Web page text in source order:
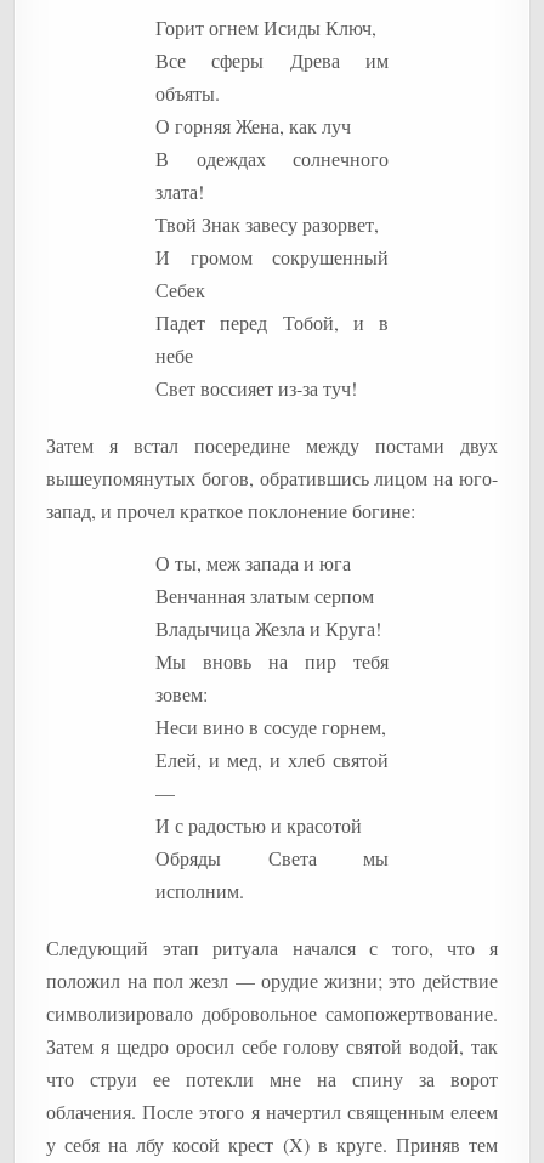
Горит огнем Исиды Ключ,
Все сферы Древа им
объяты.
О горняя Жена, как луч
В одеждах солнечного
злата!
Твой Знак завесу разорвет,
И громом сокрушенный
Себек
Падет перед Тобой, и в
небе
Свет воссияет из-за туч!
Затем я встал посередине между постами двух
вышеупомянутых богов, обратившись лицом на юго-
запад, и прочел краткое поклонение богине:
О ты, меж запада и юга
Венчанная златым серпом
Владычица Жезла и Круга!
Мы вновь на пир тебя
зовем:
Неси вино в сосуде горнем,
Елей, и мед, и хлеб святой
—
И с радостью и красотой
Обряды Света мы
исполним.
Следующий этап ритуала начался с того, что я
положил на пол жезл — орудие жизни; это действие
символизировало добровольное самопожертвование.
Затем я щедро оросил себе голову святой водой, так
что струи ее потекли мне на спину за ворот
облачения. После этого я начертил священным елеем
у себя на лбу косой крест (X) в круге. Приняв тем